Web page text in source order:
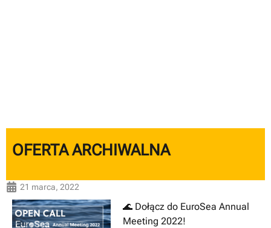
OFERTA ARCHIWALNA
21 marca, 2022
🌊 Dołącz do EuroSea Annual
Meeting 2022!